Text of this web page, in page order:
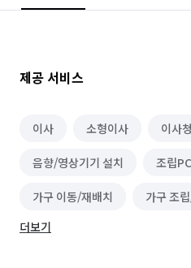
제공 서비스
이사 소형이사 이사
음향/영상기기 설치 조립
가구 이동/재배치 가구 조
방문 산책/간단 돌봄
더보기